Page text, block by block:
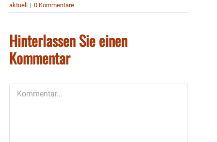
aktuell
| 0 Kommentare
Hinterlassen Sie einen
Kommentar